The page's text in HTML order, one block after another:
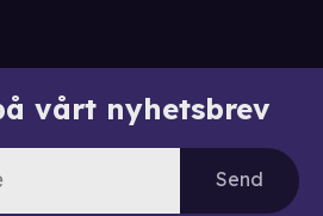
vårt nyhetsbrev
Send